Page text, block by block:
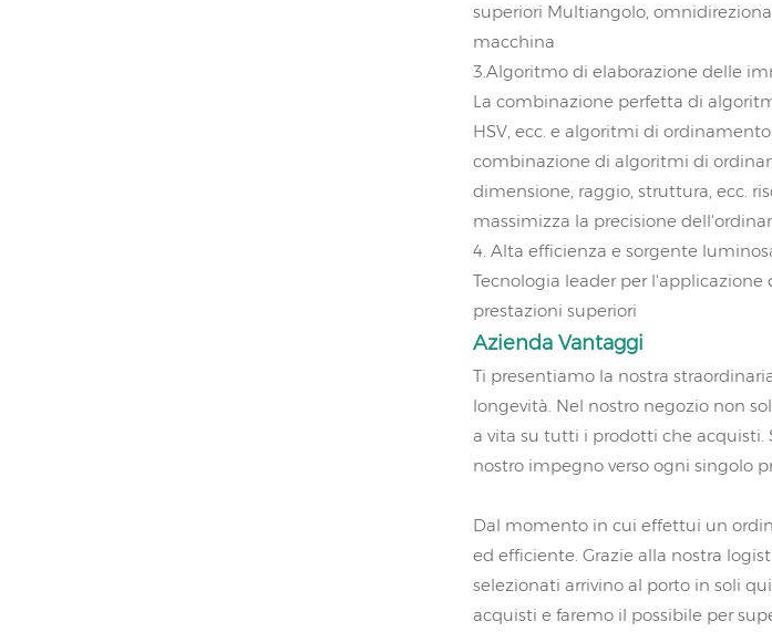
superiori Multiangolo,
macchina
3.Algoritmo di elaborazione delle
La combinazione perfetta di
HSV, ecc. e algoritmi di
combinazione di algoritmi di
dimensione, raggio, struttura, ecc.
massimizza la precisione
4. Alta efficienza e sorgente
Tecnologia leader per
prestazioni superiori
AziendaVantaggi
Ti presentiamo la nostra
longevità. Nel nostro negozio non
a vita su tutti i prodotti che acquisti.
nostro impegno verso ogni singolo
Dal momento in cui effettui un
ed efficiente. Grazie alla nostra
selezionati arrivino al porto in soli
acquisti e faremo il possibile per